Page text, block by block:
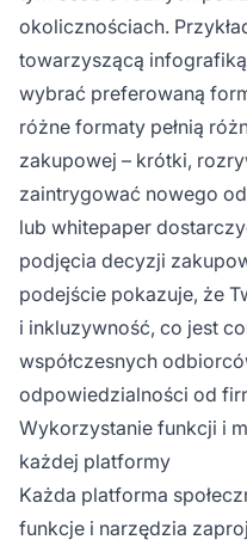
okolicznościach.
towarzyszącą
wybrać preferowaną
różne formaty pełnią
zakupowej – krótki,
zaintrygować nowego
lub whitepaper
podjęcia decyzji
podejście pokazuje, że
i inkluzywność, co jest
współczesnych
odpowiedzialności od
Wykorzystanie funkcji i
każdej platformy
Każda platforma
funkcje i narzędzia